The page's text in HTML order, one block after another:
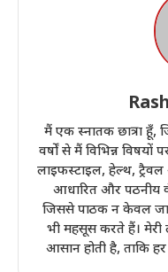
मैं एक स्नातक छात्रा
वर्षों से मैं विभिन्न
लाइफस्टाइल, हेल्थ,
आधारित और पठनीय
जिससे पाठक न केवल
भी महसूस करते हैं।
आसान होती है, ताकि